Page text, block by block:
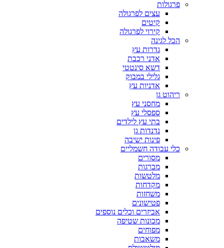
פרגולות
עצים לפרגולה
קיטים
קירוי לפרגולה
הכל לגינה
גדרות עץ
אדני רכבת
דשא סינטטי
גלילי במבוק
אדניות עץ
ריהוט גן
מחסני עץ
ספסלי עץ
בתי עץ לילדים
נדנדות גן
פינות ישיבה
כלי עבודה חשמליים
מסורים
מברגות
מלטשות
מקדחות
משחזות
פטישונים
אביזרים וכלים נוספים
מכונות שטיפה
מפוחים
משאבות